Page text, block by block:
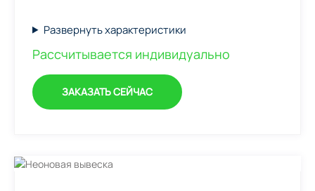
Развернуть характеристики
Рассчитывается индивидуально
ЗАКАЗАТЬ СЕЙЧАС